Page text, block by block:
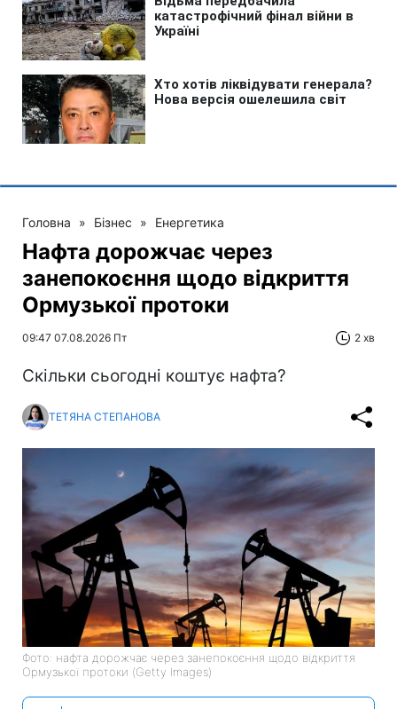
Головна » Бізнес » Енергетика
Нафта дорожчає через
занепокоєння щодо відкриття
Ормузької протоки
09:47 07.08.2026 Пт 2 хв
Скільки сьогодні коштує нафта?
ТЕТЯНА СТЕПАНОВА
Фото: нафта дорожчає через занепокоєння щодо відкриття
Ормузької протоки (Getty Images)